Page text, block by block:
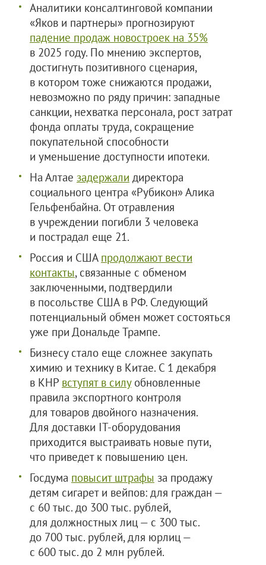
Аналитики консалтинговой компании
«Яков и партнеры» прогнозируют
падение продаж новостроек на 35%
в 2025 году. По мнению экспертов,
достигнуть позитивного сценария,
в котором тоже снижаются продажи,
невозможно по ряду причин: западные
санкции, нехватка персонала, рост затрат
фонда оплаты труда, сокращение
покупательной способности
и уменьшение доступности ипотеки.
На Алтае задержали директора
социального центра «Рубикон» Алика
Гельфенбайна. От отравления
в учреждении погибли 3 человека
и пострадал еще 21.
Россия и США продолжают вести
контакты, связанные с обменом
заключенными, подтвердили
в посольстве США в РФ. Следующий
потенциальный обмен может состояться
уже при Дональде Трампе.
Бизнесу стало еще сложнее закупать
химию и технику в Китае. С 1 декабря
в КНР вступят в силуобновленные
правила экспортного контроля
для товаров двойного назначения.
Для доставки IT-оборудования
приходится выстраивать новые пути,
что приведет к повышению цен.
Госдума повысит штрафы за продажу
детям сигарет и вейпов: для граждан —
с 60 тыс. до 300 тыс. рублей,
для должностных лиц — с 300 тыс.
до 700 тыс. рублей, для юрлиц —
с 600 тыс. до 2 млн рублей.